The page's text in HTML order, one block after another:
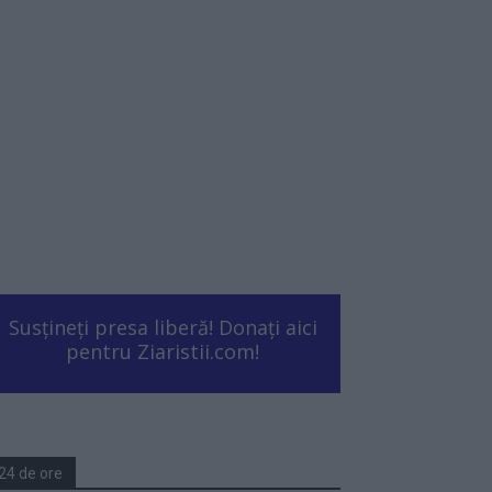
Susțineți presa liberă! Donați aici
pentru Ziaristii.com!
de ore